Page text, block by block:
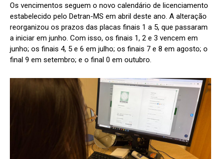
Os vencimentos seguem o novo calendário de licenciamento
estabelecido pelo Detran-MS em abril deste ano. A alteração
reorganizou os prazos das placas finais 1 a 5, que passaram
a iniciar em junho. Com isso, os finais 1, 2 e 3 vencem em
junho; os finais 4, 5 e 6 em julho; os finais 7 e 8 em agosto; o
final 9 em setembro; e o final 0 em outubro.